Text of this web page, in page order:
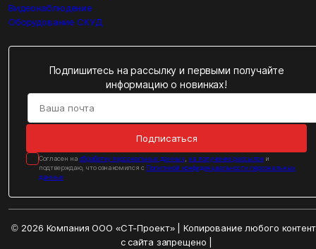
Видеонаблюдение
Оборудование СКУД
Подпишитесь на рассылку и первыми получайте
информацию о новинках!
Подписаться
Cогласен на обработку персональных данных, на получение рассылоки
подтверждаю, что ознакомился с Политикой конфиденциальности персональных
данных
© 2026 Компания ООО «СТ-Проект» | Копирование любого
с сайта запрещено |